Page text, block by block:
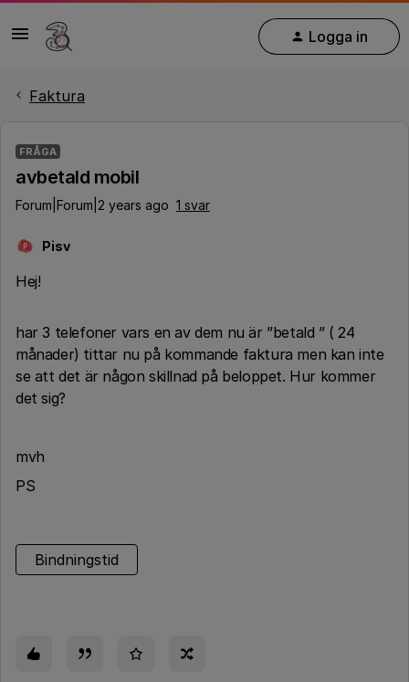
Logga in
Faktura
FRÅGA
avbetald mobil
Forum|Forum|2 years ago 1 svar
P Pisv
Hej!
har 3 telefoner vars en av dem nu är ”betald ” ( 24
månader) tittar nu på kommande faktura men kan inte
se att det är någon skillnad på beloppet. Hur kommer
det sig?
mvh
PS
Bindningstid